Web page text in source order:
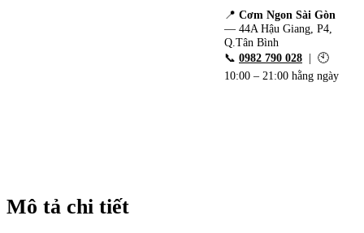
📍 Cơm Ngon Sài Gòn
— 44A Hậu Giang, P4,
Q.Tân Bình
📞 0982 790 028 | 🕙
10:00 – 21:00 hằng ngày
Mô tả chi tiết